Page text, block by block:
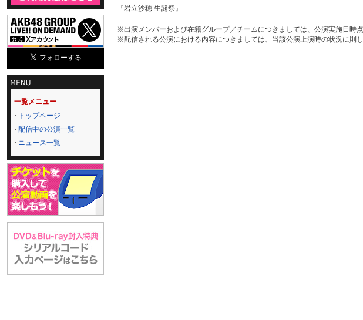
一覧メニュー
トップページ
配信中の公演一覧
ニュース一覧
『岩立沙穂 生誕祭』
※出演メンバーおよび在籍グループ／チームにつきましては、公演実施日時点
※配信される公演における内容につきましては、当該公演上演時の状況に則